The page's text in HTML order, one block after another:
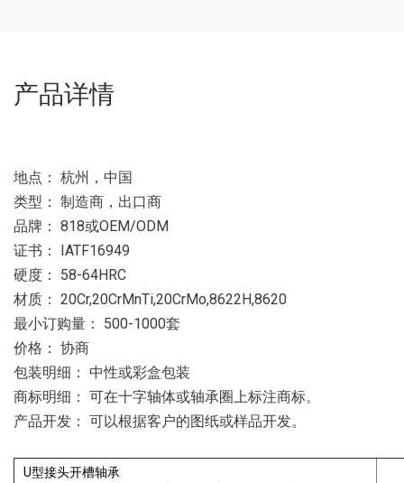
产品详情
地点： 杭州，中国
类型： 制造商，出口商
品牌： 818或OEM/ODM
证书： IATF16949
硬度： 58-64HRC
材质： 20Cr,20CrMnTi,20CrMo,8622H,8620
最小订购量： 500-1000套
价格： 协商
包装明细： 中性或彩盒包装
商标明细： 可在十字轴体或轴承圈上标注商标。
产品开发： 可以根据客户的图纸或样品开发。
U型接头开槽轴承